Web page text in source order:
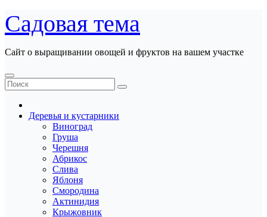
Перейти
к
содержанию
Садовая тема
Сайт о выращивании овощей и фруктов на вашем участке
Деревья и кустарники
Виноград
Груша
Черешня
Абрикос
Слива
Яблоня
Смородина
Актинидия
Крыжовник